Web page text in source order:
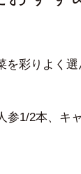
を彩りよく
参1/2本、キ